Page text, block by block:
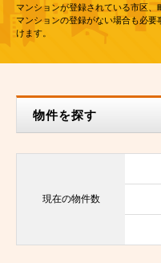
マンションが登録されている市区、
マンションの登録がない場合も必
けます。
物件を探す
現在の物件数